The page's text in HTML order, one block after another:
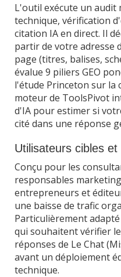
L'outil exécute un audit
technique, vérification
citation IA en direct. Il
partir de votre adresse
page (titres, balises,
évalue 9 piliers GEO
l'étude Princeton sur la
moteur de ToolsPivot
d'IA pour estimer si
cité dans une réponse
Utilisateurs cibles
Conçu pour les
responsables
entrepreneurs et
une baisse de trafic
Particulièrement
qui souhaitent vérifier
réponses de Le Chat
avant un déploiement
technique.